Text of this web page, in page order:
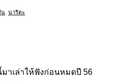
น นาริตะ
าเล่าให้ฟังก่อนหมดปี 56